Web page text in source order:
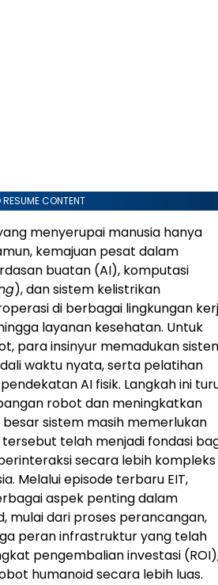
CONTENT
menyerupai manusia hanya
kemajuan pesat dalam
buatan (AI), komputasi
), dan sistem kelistrikan
di berbagai lingkungan
layanan kesehatan. Untuk
para insinyur memadukan
waktu nyata, serta pelatihan
AI fisik. Langkah ini
robot dan meningkatkan
sistem masih memerlukan
telah menjadi fondasi
secara lebih kompleks
Melalui episode terbaru EIT,
aspek penting dalam
mulai dari proses perancangan,
peran infrastruktur yang telah
pengembalian investasi
humanoid secara lebih luas.